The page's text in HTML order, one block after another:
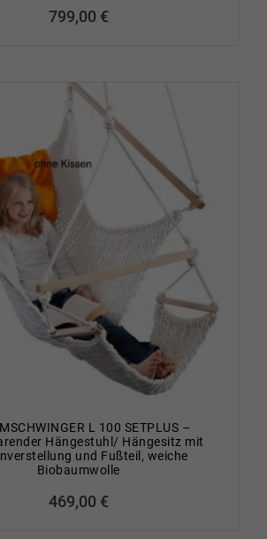
799,00 €
L 100 SETPLUS –
Hängestuhl/ Hängesitz mit
und Fußteil, weiche
Biobaumwolle
469,00 €